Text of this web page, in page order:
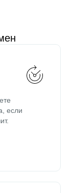
если